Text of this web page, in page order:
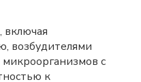
включая
возбудителями
с
к